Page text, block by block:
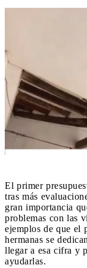
El primer
tras más
gran importancia
problemas con las
ejemplos de que el
hermanas se
llegar a esa cifra y
ayudarlas.